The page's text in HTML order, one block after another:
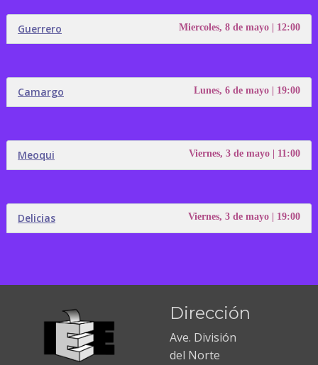
Guerrero Miercoles, 8 de mayo | 12:00
Camargo Lunes, 6 de mayo | 19:00
Meoqui Viernes, 3 de mayo | 11:00
Delicias Viernes, 3 de mayo | 19:00
Dirección
Ave. División
del Norte